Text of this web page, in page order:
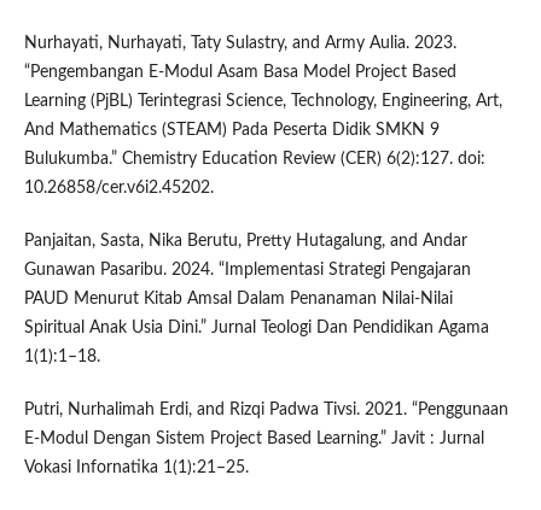
Nurhayati, Nurhayati, Taty Sulastry, and Army Aulia. 2023.
“Pengembangan E-Modul Asam Basa Model Project Based
Learning (PjBL) Terintegrasi Science, Technology, Engineering, Art,
And Mathematics (STEAM) Pada Peserta Didik SMKN 9
Bulukumba.” Chemistry Education Review (CER) 6(2):127. doi:
10.26858/cer.v6i2.45202.
Panjaitan, Sasta, Nika Berutu, Pretty Hutagalung, and Andar
Gunawan Pasaribu. 2024. “Implementasi Strategi Pengajaran
PAUD Menurut Kitab Amsal Dalam Penanaman Nilai-Nilai
Spiritual Anak Usia Dini.” Jurnal Teologi Dan Pendidikan Agama
1(1):1–18.
Putri, Nurhalimah Erdi, and Rizqi Padwa Tivsi. 2021. “Penggunaan
E-Modul Dengan Sistem Project Based Learning.” Javit : Jurnal
Vokasi Infornatika 1(1):21–25.